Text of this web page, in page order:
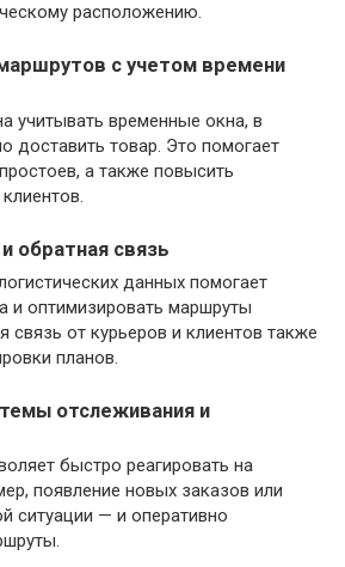
расположению.
с учетом времени
учитывать временные окна, в
доставить товар. Это помогает
а также повысить
обратная связь
данных помогает
и оптимизировать маршруты
связь от курьеров и клиентов также
планов.
отслеживания и
быстро реагировать на
появление новых заказов или
ситуации — и оперативно